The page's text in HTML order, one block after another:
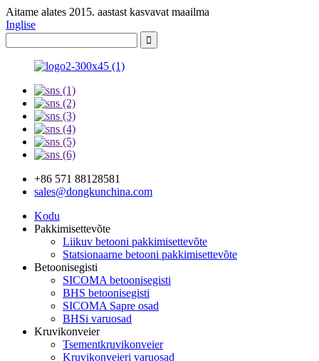
Aitame alates 2015. aastast kasvavat maailma
Inglise
+86 571 88128581
sales@dongkunchina.com
Kodu
Pakkimisettevõte
Liikuv betooni pakkimisettevõte
Statsionaarne betooni pakkimisettevõte
Betoonisegisti
SICOMA betoonisegisti
BHS betoonisegisti
SICOMA Sapre osad
BHSi varuosad
Kruvikonveier
Tsementkruvikonveier
Kruvikonveieri varuosad